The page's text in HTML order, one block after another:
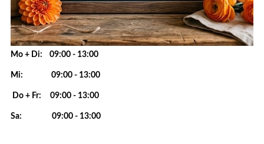
Mo + Di: 09:00 - 13:00
Mi: 09:00 - 13:00
Do + Fr: 09:00 - 13:00
Sa: 09:00 - 13:00